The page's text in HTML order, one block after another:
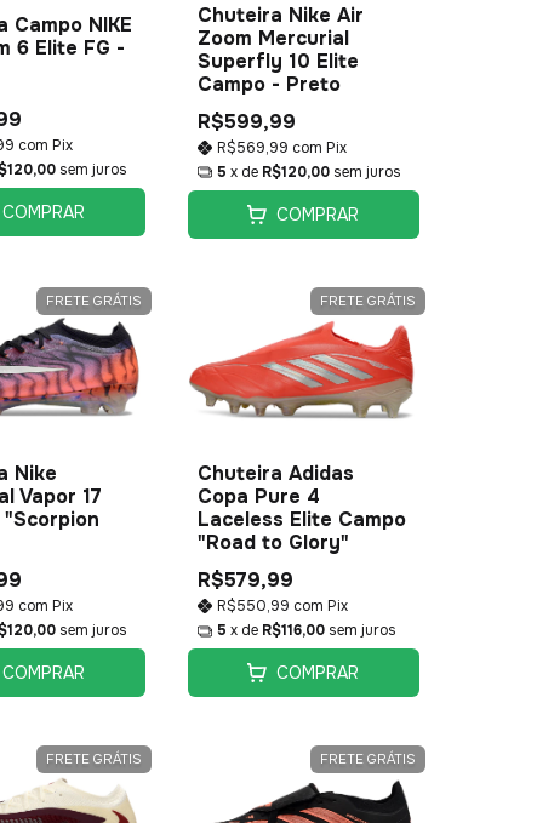
Campo NIKE
6 Elite FG -
com Pix
sem juros
COMPRAR
Chuteira Nike Air
Zoom Mercurial
Superfly 10 Elite
Campo - Preto
R$599,99
R$569,99 com Pix
5 x de R$120,00 sem juros
COMPRAR
FRETE GRÁTIS
Nike
Vapor 17
"Scorpion
com Pix
sem juros
COMPRAR
FRETE GRÁTIS
Chuteira Adidas
Copa Pure 4
Laceless Elite Campo
"Road to Glory"
R$579,99
R$550,99 com Pix
5 x de R$116,00 sem juros
COMPRAR
FRETE GRÁTIS FRETE GRÁTIS